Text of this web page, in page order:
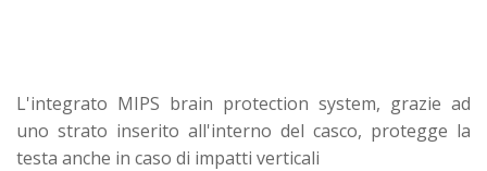
L'integrato MIPS brain protection system, grazie ad
uno strato inserito all'interno del casco, protegge la
testa anche in caso di impatti verticali